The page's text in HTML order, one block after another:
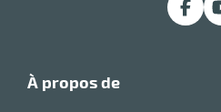
à propos de